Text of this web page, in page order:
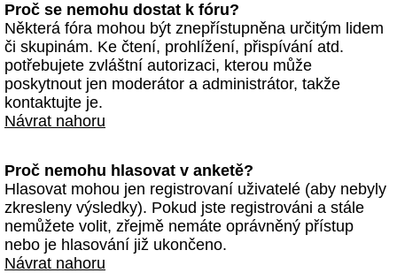
Proč se nemohu dostat k fóru?
Některá fóra mohou být znepřístupněna určitým lidem
či skupinám. Ke čtení, prohlížení, přispívání atd.
potřebujete zvláštní autorizaci, kterou může
poskytnout jen moderátor a administrátor, takže
kontaktujte je.
Návrat nahoru
Proč nemohu hlasovat v anketě?
Hlasovat mohou jen registrovaní uživatelé (aby nebyly
zkresleny výsledky). Pokud jste registrováni a stále
nemůžete volit, zřejmě nemáte oprávněný přístup
nebo je hlasování již ukončeno.
Návrat nahoru